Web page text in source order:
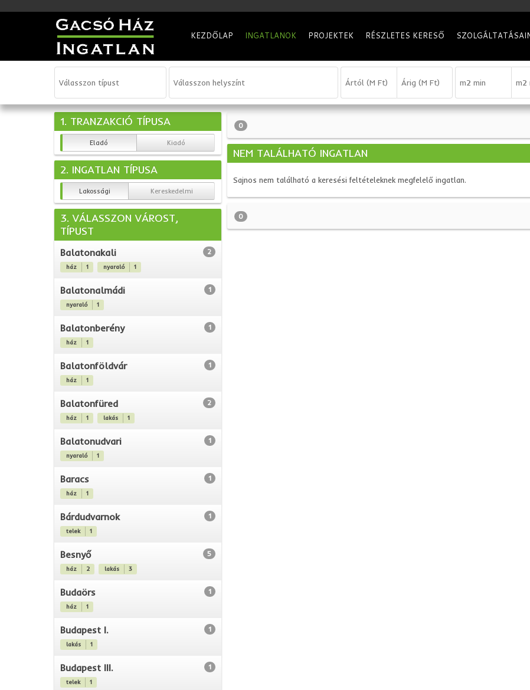
KEZDŐLAP INGATLANOK PROJEKTEK RÉSZLETES KERESŐ
1. TRANZAKCIÓ TÍPUSA
Eladó Kiadó
2. INGATLAN TÍPUSA
Lakossági Kereskedelmi
3. VÁLASSZON VÁROST,
TÍPUST
Balatonakali 2
ház 1 nyaraló 1
Balatonalmádi 1
nyaraló 1
Balatonberény 1
ház 1
Balatonföldvár 1
ház 1
Balatonfüred 2
ház 1 lakás 1
Balatonudvari 1
nyaraló 1
Baracs 1
ház 1
Bárdudvarnok 1
telek 1
Besnyő 5
ház 2 lakás 3
Budaörs 1
ház 1
Budapest I. 1
lakás 1
Budapest III. 1
telek 1
0
NEM TALÁLHATÓ INGATLAN
Sajnos nem található a keresési feltételeknek megfelelő ingatlan.
0